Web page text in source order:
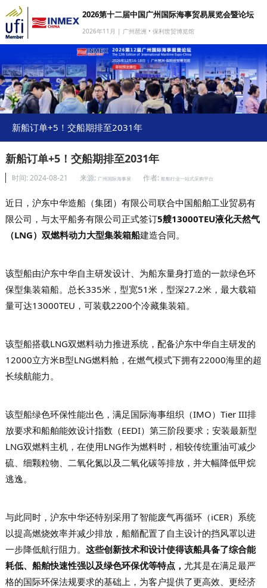
我要参展
我要参会
我要参观
商旅服务
关于我们
2026第十二届中国广州国际海事贸易展览会暨论坛
2026年11月 | 广州琶洲 • 保利世贸博览馆
新船订单+5！交船期排至2031年
新船订单+5！交船期排至2031年
时间: 2024-08-21 来源: 广州国际海事展 作者: 船舶行业一站式采购平台
近日，沪东中华造船（集团）有限公司联合中国船舶工业贸易有
限公司，与太平船务有限公司正式签订5艘13000TEU液化天然气
（LNG）双燃料动力大型集装箱船建造合同。
该型船由沪东中华自主研发设计、为船东量身打造的一款绿色环
保型集装箱船。 总长335米，型宽51米，型深27.2米，最大载箱
量可达13000TEU，可装载2200个冷藏集装箱。
该型船搭载LNG双燃料动力推进系统，配备沪东中华自主研发的
12000立方米B型LNG燃料舱，在燃气模式下拥有22000海里的超
长续航能力。
该型船绿色环保性能出色，满足国际海事组织（IMO）Tier III排
放要求和船舶能效设计指数（EEDI）第三阶段要求；安装最新型
LNG双燃料主机，在使用LNG作为燃料时，相较传统重油可减少
硫、细颗粒物、二氧化氮以及二氧化碳等排放，并大幅降低甲烷
逃逸。
与此同时，沪东中华还特别采用了智能废气再循环（iCER）系统
以提高燃烧效率并减少排放，船艏配置了自主设计的挡风罩以进
一步降低航行阻力。 这些创新技术和设计使得该船具备了综合能
耗低、船舶快速性强以及绿色环保优等特点， 尤其是在满足最严
格的国际环保法规要求的基础上，为客户提供了更高效、更经济